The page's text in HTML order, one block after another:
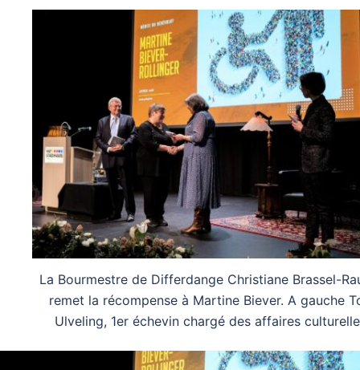
La Bourmestre de Differdange Christiane Brassel-
remet la récompense à Martine Biever. A gauche
Ulveling, 1er échevin chargé des affaires